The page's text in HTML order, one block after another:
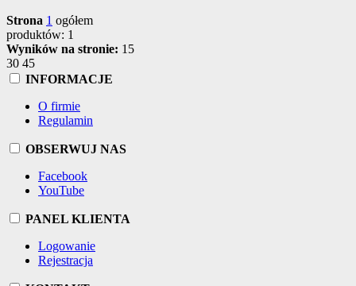
Strona 1 ogółem
produktów: 1
Wyników na stronie: 15
30 45
INFORMACJE
O firmie
Regulamin
OBSERWUJ NAS
Facebook
YouTube
PANEL KLIENTA
Logowanie
Rejestracja